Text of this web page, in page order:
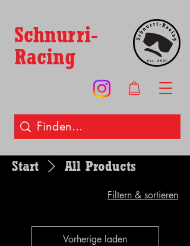
Schnurri-
Racing
Start All Products
Filtern & sortieren
Vorherige laden